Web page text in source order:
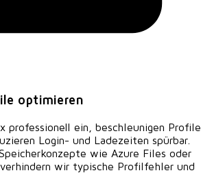
optimieren
professionell ein, beschleunigen Profile
Login- und Ladezeiten spürbar.
wie Azure Files oder
wir typische Profilfehler und